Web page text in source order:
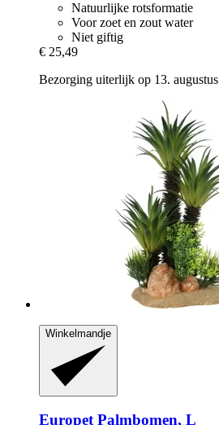
Natuurlijke rotsformatie
Voor zoet en zout water
Niet giftig
€ 25,49
Bezorging uiterlijk op 13. augustus
Winkelmandje
EuropetPalmbomen, L